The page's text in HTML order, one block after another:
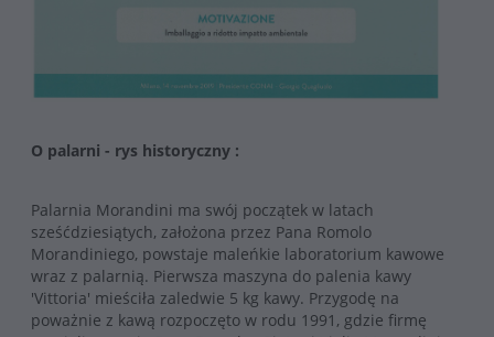
O palarni - rys historyczny :
Palarnia Morandini ma swój początek w latach
sześćdziesiątych, założona przez Pana Romolo
Morandiniego, powstaje maleńkie laboratorium kawowe
wraz z palarnią. Pierwsza maszyna do palenia kawy
'Vittoria' mieściła zaledwie 5 kg kawy. Przygodę na
poważnie z kawą rozpoczęto w rodu 1991, gdzie firmę